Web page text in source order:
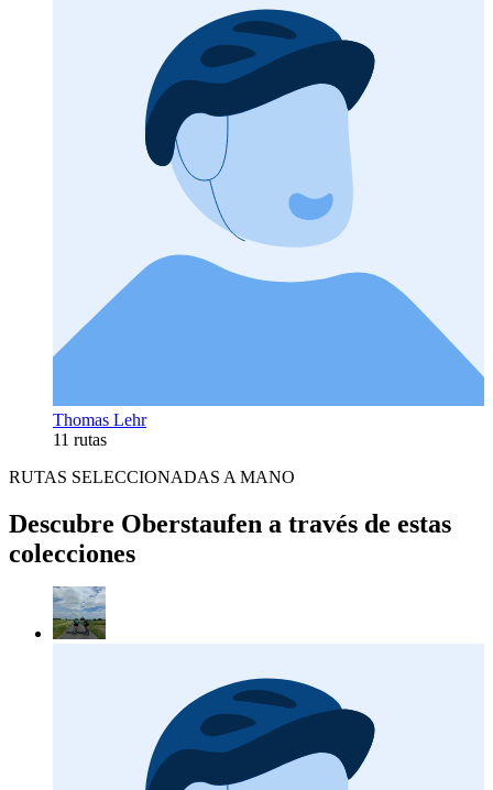
Thomas Lehr
11 rutas
RUTAS SELECCIONADAS A MANO
Descubre Oberstaufen a través de estas
colecciones